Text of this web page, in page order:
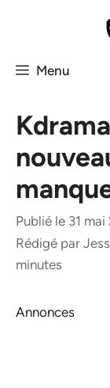
Menu
Publié le 31
Rédigé par
minutes
Annonces